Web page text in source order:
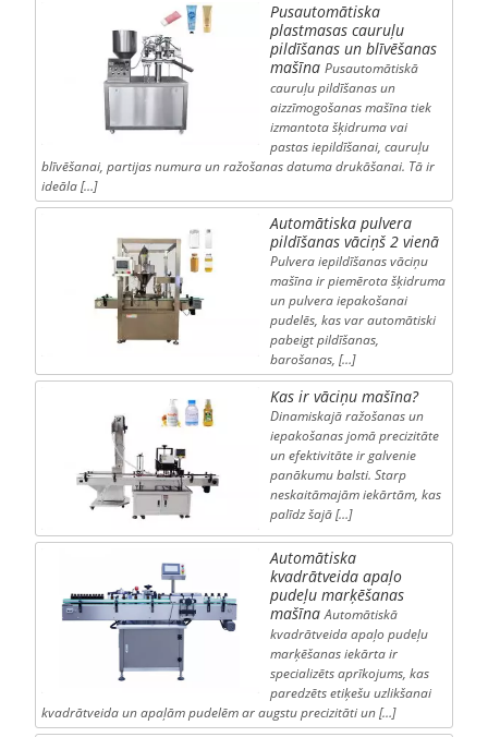
Pusautomātiska
plastmasas cauruļu
pildīšanas un blīvēšanas
mašīna Pusautomātiskā
cauruļu pildīšanas un
aizzīmogošanas mašīna tiek
izmantota šķidruma vai
pastas iepildīšanai, cauruļu
blīvēšanai, partijas numura un ražošanas datuma drukāšanai. Tā ir
ideāla […]
Automātiska pulvera
pildīšanas vāciņš 2 vienā
Pulvera iepildīšanas vāciņu
mašīna ir piemērota šķidruma
un pulvera iepakošanai
pudelēs, kas var automātiski
pabeigt pildīšanas,
barošanas, […]
Kas ir vāciņu mašīna?
Dinamiskajā ražošanas un
iepakošanas jomā precizitāte
un efektivitāte ir galvenie
panākumu balsti. Starp
neskaitāmajām iekārtām, kas
palīdz šajā […]
Automātiska
kvadrātveida apaļo
pudeļu marķēšanas
mašīna Automātiskā
kvadrātveida apaļo pudeļu
marķēšanas iekārta ir
specializēts aprīkojums, kas
paredzēts etiķešu uzlikšanai
kvadrātveida un apaļām pudelēm ar augstu precizitāti un […]